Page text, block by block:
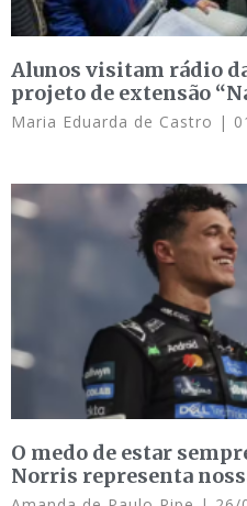
Alunos visitam rádio
projeto de extensão
Maria Eduarda de Castro
O medo de estar
Norris representa